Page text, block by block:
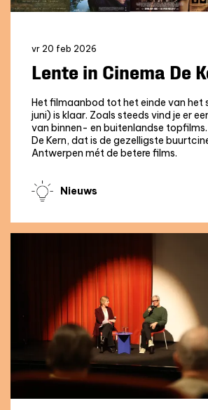
vr 20 feb 2026
Lente in Cinema De
Het filmaanbod tot het einde van het
juni) is klaar. Zoals steeds vind je er
van binnen- en buitenlandse
De Kern, dat is de gezelligste
Antwerpen mét de betere films.
Nieuws